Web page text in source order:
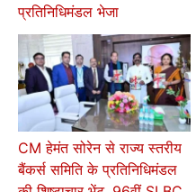
प्रतिनिधिमंडल भेजा
CM हेमंत सोरेन से राज्य स्तरीय
बैंकर्स समिति के प्रतिनिधिमंडल